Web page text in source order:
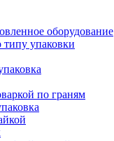
оборудование
упаковки
по граням